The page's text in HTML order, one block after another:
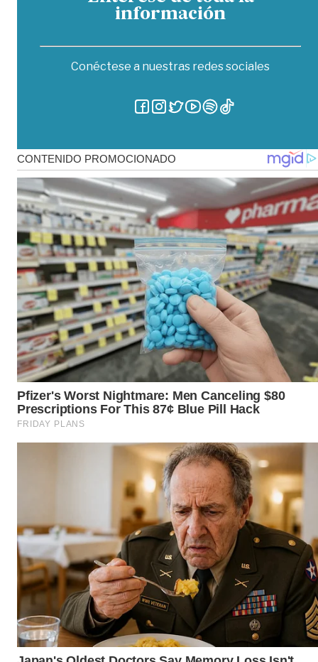
información
Conéctese a nuestras redes sociales